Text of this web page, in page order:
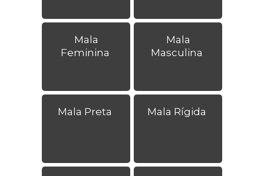
Mala
Feminina
Mala
Masculina
Mala Preta Mala Rígida